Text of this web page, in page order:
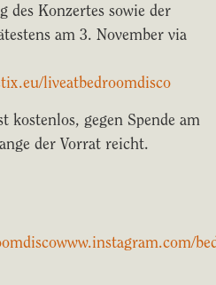
des Konzertes sowie der
am 3. November via
liveatbedroomdisco
gegen Spende am
der Vorrat reicht.
www.instagram.com/